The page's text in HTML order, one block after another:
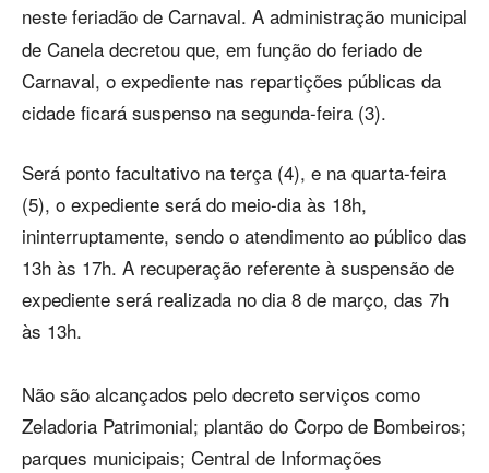
neste feriadão de Carnaval. A administração municipal
de Canela decretou que, em função do feriado de
Carnaval, o expediente nas repartições públicas da
cidade ficará suspenso na segunda-feira (3).
Será ponto facultativo na terça (4), e na quarta-feira
(5), o expediente será do meio-dia às 18h,
ininterruptamente, sendo o atendimento ao público das
13h às 17h. A recuperação referente à suspensão de
expediente será realizada no dia 8 de março, das 7h
às 13h.
Não são alcançados pelo decreto serviços como
Zeladoria Patrimonial; plantão do Corpo de Bombeiros;
parques municipais; Central de Informações